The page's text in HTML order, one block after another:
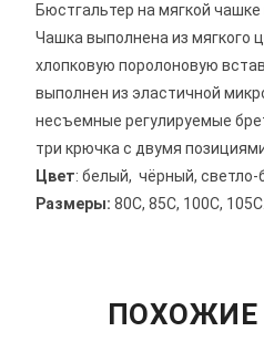
Бюстгальтер на мягкой
Чашка выполнена из мягкого
хлопковую поролоновую
выполнен из эластичной
несъемные регулируемые
три крючка с двумя
Цвет: белый, чёрный,
Размеры: 80С, 85С, 100С, 105С.
ПОХОЖИЕ